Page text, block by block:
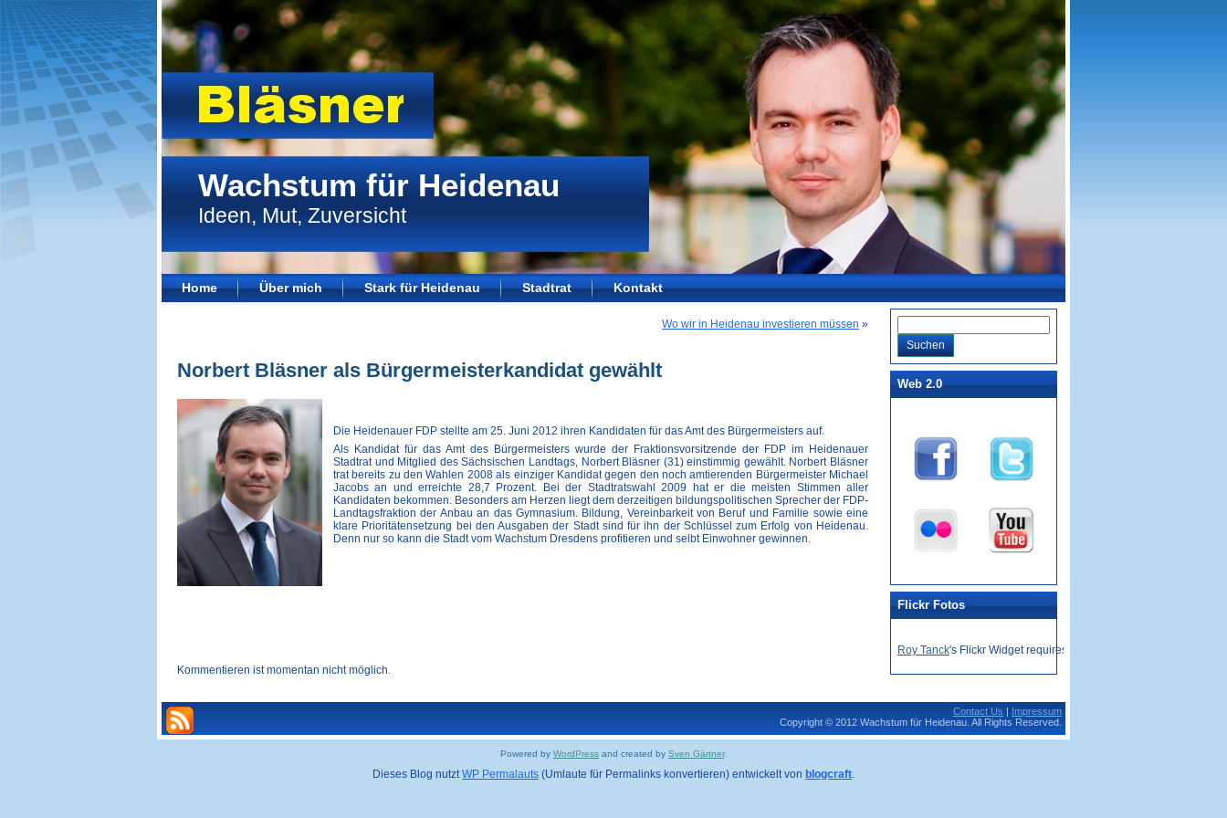
Wachstum für Heidenau
Ideen, Mut, Zuversicht
Home Über mich Stark für Heidenau Stadtrat Kontakt
Wo wir in Heidenau investieren müssen »
Norbert Bläsner als Bürgermeisterkandidat gewählt
Die Heidenauer FDP stellte am 25. Juni 2012 ihren Kandidaten für das Amt des Bürgermeisters auf.
Als Kandidat für das Amt des Bürgermeisters wurde der Fraktionsvorsitzende der FDP im Heidenauer
Stadtrat und Mitglied des Sächsischen Landtags, Norbert Bläsner (31) einstimmig gewählt. Norbert Bläsner
trat bereits zu den Wahlen 2008 als einziger Kandidat gegen den noch amtierenden Bürgermeister Michael
Jacobs an und erreichte 28,7 Prozent. Bei der Stadtratswahl 2009 hat er die meisten Stimmen aller
Kandidaten bekommen. Besonders am Herzen liegt dem derzeitigen bildungspolitischen Sprecher der FDP-
Landtagsfraktion der Anbau an das Gymnasium. Bildung, Vereinbarkeit von Beruf und Familie sowie eine
klare Prioritätensetzung bei den Ausgaben der Stadt sind für ihn der Schlüssel zum Erfolg von Heidenau.
Denn nur so kann die Stadt vom Wachstum Dresdens profitieren und selbt Einwohner gewinnen.
Kommentieren ist momentan nicht möglich.
Web 2.0
Flickr Fotos
Roy Tanck's Flickr Widget requires Flash Player 9 or better.
Contact Us
Impressum
Copyright © 2012 Wachstum für Heidenau. All Rights Reserved.
Powered by WordPress and created by Sven Gärtner.
Dieses Blog nutztWP Permalauts (Umlaute für Permalinks konvertieren) entwickelt von blogcraft.